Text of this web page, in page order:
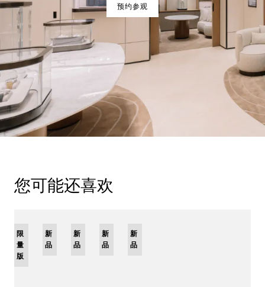
预约参观
您可能还喜欢
限
量
版
新
品
新
品
新
品
新
品